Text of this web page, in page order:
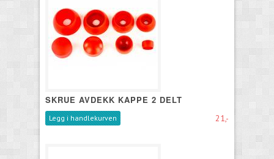
SKRUE AVDEKK KAPPE 2 DELT
21,-
Legg i handlekurven